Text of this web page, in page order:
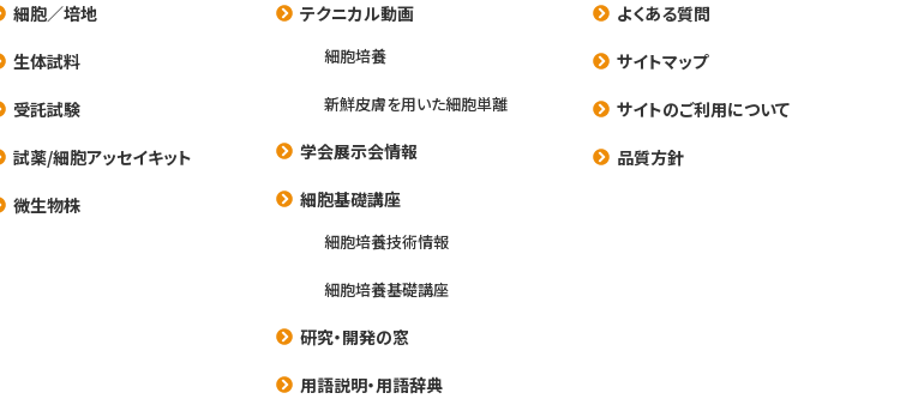
細胞／培地
生体試料
受託試験
試薬/細胞アッセイキット
微生物株
テクニカル動画
細胞培養
新鮮皮膚を用いた細胞単離
学会展示会情報
細胞基礎講座
細胞培養技術情報
細胞培養基礎講座
研究・開発の窓
用語説明・用語辞典
よくある質問
サイトマップ
サイトのご利用について
品質方針